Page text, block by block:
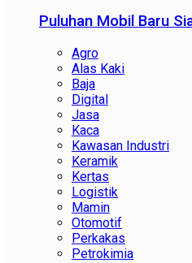
Puluhan Mobil Baru
Agro
Alas Kaki
Baja
Digital
Jasa
Kaca
Kawasan Industri
Keramik
Kertas
Logistik
Mamin
Otomotif
Perkakas
Petrokimia